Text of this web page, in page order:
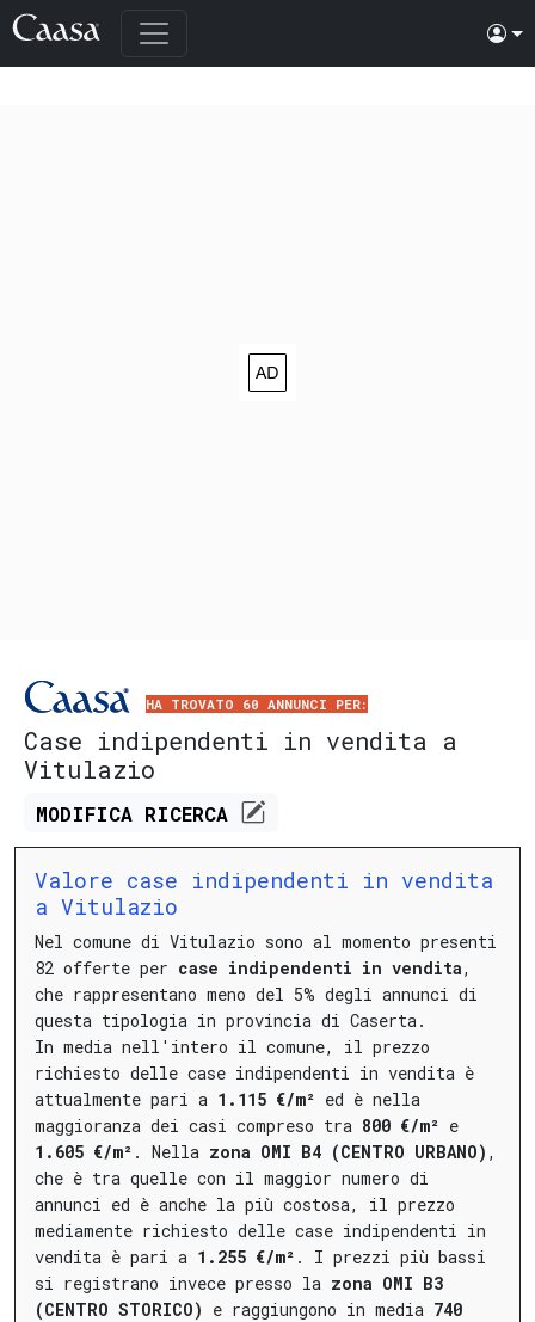
HA TROVATO 60 ANNUNCI PER:
Case indipendenti in vendita a
Vitulazio
MODIFICA RICERCA
Valore case indipendenti in vendita
a Vitulazio
Nel comune di Vitulazio sono al momento presenti
82 offerte per case indipendenti in vendita,
che rappresentano meno del 5% degli annunci di
questa tipologia in provincia di Caserta.
In media nell'intero il comune, il prezzo
richiesto delle case indipendenti in vendita è
attualmente pari a 1.115 €/m² ed è nella
maggioranza dei casi compreso tra 800 €/m² e
1.605 €/m² . Nella zona OMI B4 (CENTRO URBANO) ,
che è tra quelle con il maggior numero di
annunci ed è anche la più costosa, il prezzo
mediamente richiesto delle case indipendenti in
vendita è pari a 1.255 €/m² . I prezzi più bassi
si registrano invece presso la zona OMI B3
(CENTRO STORICO) e raggiungono in media 740